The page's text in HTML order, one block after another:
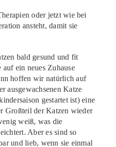
oder jetzt wie bei
ansteht, damit sie
bald gesund und fit
ein neues Zuhause
hoffen wir natürlich auf
ausgewachsenen Katze
gestartet ist) eine
Großteil der Katzen wieder
weiß, was die
Aber es sind so
und lieb, wenn sie einmal